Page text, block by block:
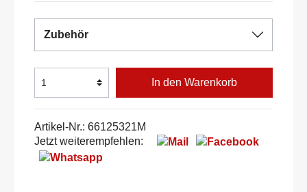
Zubehör
In den Warenkorb
Artikel-Nr.: 66125321M
Jetzt weiterempfehlen: